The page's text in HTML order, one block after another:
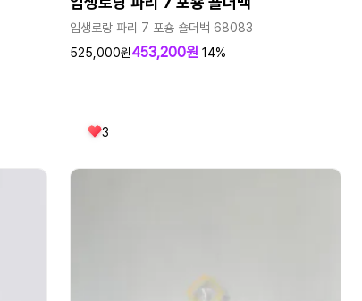
입생로랑 파리 7 포숑 숄더백 68083
525,000원453,200원 14%
3